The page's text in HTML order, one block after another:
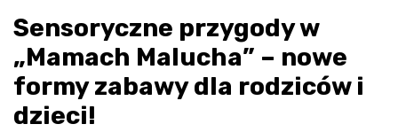
Sensoryczne przygody w
„Mamach Malucha” – nowe
formy zabawy dla rodziców i
dzieci!